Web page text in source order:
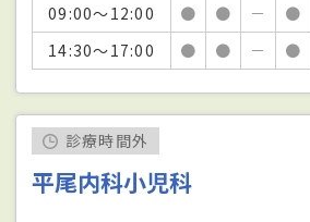
09:00～12:00
● ● － ●
14:30～17:00
● ● － ●
診療時間外
平尾内科小児科